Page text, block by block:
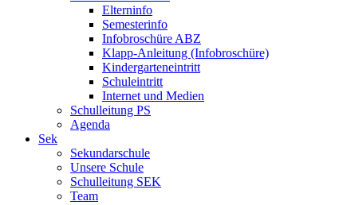
Elterninfo
Semesterinfo
Infobroschüre ABZ
Klapp-Anleitung (Infobroschüre)
Kindergarteneintritt
Schuleintritt
Internet und Medien
Schulleitung PS
Agenda
Sek
Sekundarschule
Unsere Schule
Schulleitung SEK
Team